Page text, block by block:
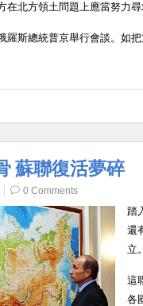
在北方領土問題上應當努力尋
羅斯總統普京舉行會談。如
蘇聯復活夢碎
0 Comments
踏
還
立。
這
各